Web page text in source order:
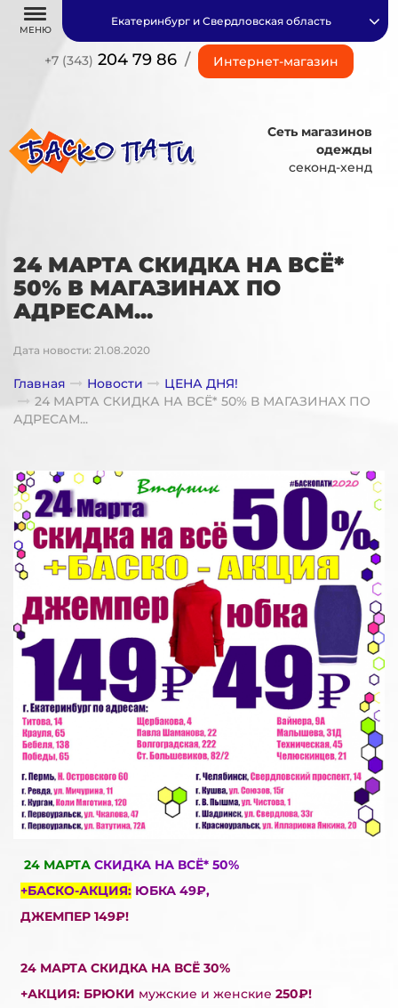
МЕНЮ
+7 (343) 204 79 86 / Интернет-магазин
Екатеринбург и Свердловская область
Сеть магазинов
одежды
секонд-хенд
24 МАРТА СКИДКА НА ВСЁ*
50% В МАГАЗИНАХ ПО
АДРЕСАМ...
Дата новости: 21.08.2020
Главная Новости
ЦЕНА ДНЯ!
24 МАРТА СКИДКА НА ВСЁ* 50% В МАГАЗИНАХ ПО
АДРЕСАМ...
24 МАРТА СКИДКА НА ВСЁ* 50%
+БАСКО-АКЦИЯ: ЮБКА 49₽,
ДЖЕМПЕР 149₽!
24 МАРТА СКИДКА НА ВСЁ 30%
+АКЦИЯ: БРЮКИ мужские и женские 250₽!